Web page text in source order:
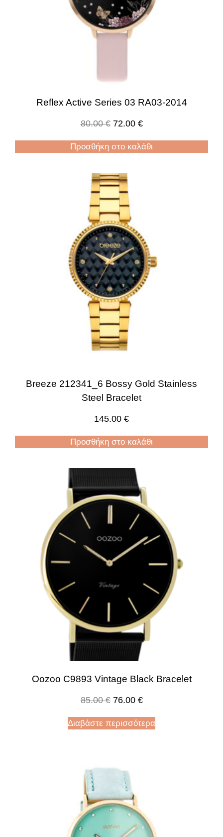
Reflex Active Series 03 RA03-2014
80.00€ 72.00 €
Προσθήκη στο καλάθι
Breeze 212341_6 Bossy Gold Stainless
Steel Bracelet
145.00 €
Προσθήκη στο καλάθι
Oozoo C9893 Vintage Black Bracelet
85.00€ 76.00 €
Διαβάστε περισσότερα